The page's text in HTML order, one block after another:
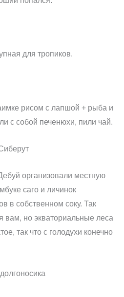
для тропиков.
рисом с лапшой + рыба и
с собой печенюхи, пили чай.
организовали местную
саго и личинок
в собственном соку. Так
вам, но экваториальные леса
так что с голодухи конечно